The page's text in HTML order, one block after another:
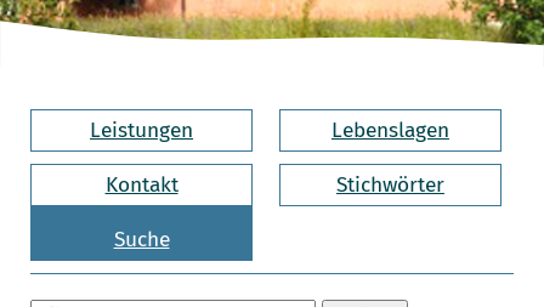
Leistungen Lebenslagen
Kontakt Stichwörter
Suche